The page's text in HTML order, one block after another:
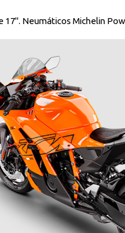
Neumáticos Michelin